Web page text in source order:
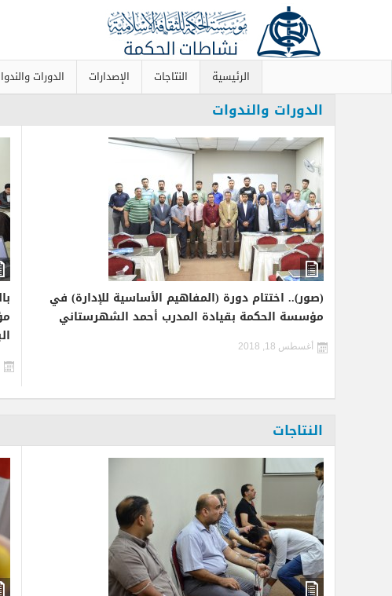
الرئيسية النتاجات الإصدارات الدورات
الدورات والندوات
(صور).. اختتام دورة (المفاهيم الأساسية للإدارة) في
مؤسسة الحكمة بقيادة المدرب أحمد الشهرستاني
أغسطس 18, 2018
النتاجات